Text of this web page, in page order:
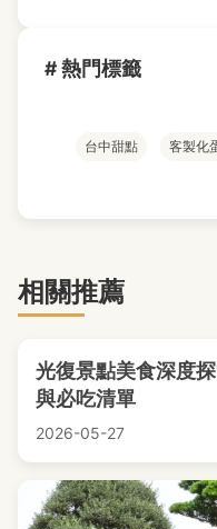
# 熱門標籤
台中甜點 客製化
相關推薦
光復景點美食深度
與必吃清單
2026-05-27